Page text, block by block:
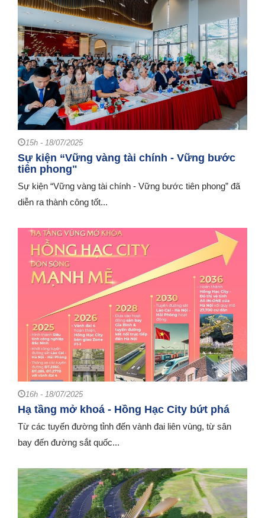
15h - 18/07/2025
Sự kiện “Vững vàng tài chính - Vững bước
tiên phong"
Sự kiện “Vững vàng tài chính - Vững bước tiên phong” đã
diễn ra thành công tốt...
16h - 18/07/2025
Hạ tầng mở khoá - Hồng Hạc City bứt phá
Từ các tuyến đường tỉnh đến vành đai liên vùng, từ sân
bay đến đường sắt quốc...